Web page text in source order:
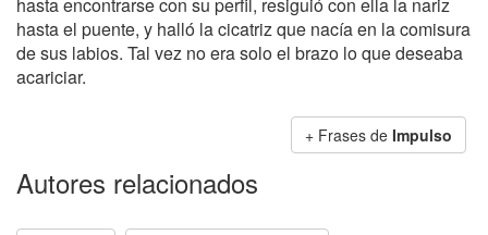
hasta el puente, y halló la cicatriz que nacía en la comisura
de sus labios. Tal vez no era solo el brazo lo que deseaba
acariciar.
+ Frases de Impulso
Autores relacionados